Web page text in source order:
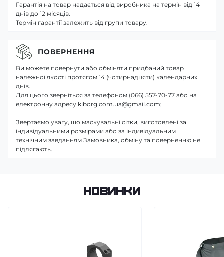
Гарантія на товар надається від виробника на термін від 14
днів до 12 місяців.
Термін гарантії залежить від групи товару.
ПОВЕРНЕННЯ
Ви можете повернути або обміняти придбаний товар
належної якості протягом 14 (чотирнадцяти) календарних
днів.
Для цього зверніться за телефоном (066) 557-70-77 або на
електронну адресу kiborg.com.ua@gmail.com;
Звертаємо увагу, що маскувальні сітки, виготовлені за
індивідуальними розмірами або за індивідуальним
технічним завданням Замовника, обміну та поверненню не
підлягають.
Новинки